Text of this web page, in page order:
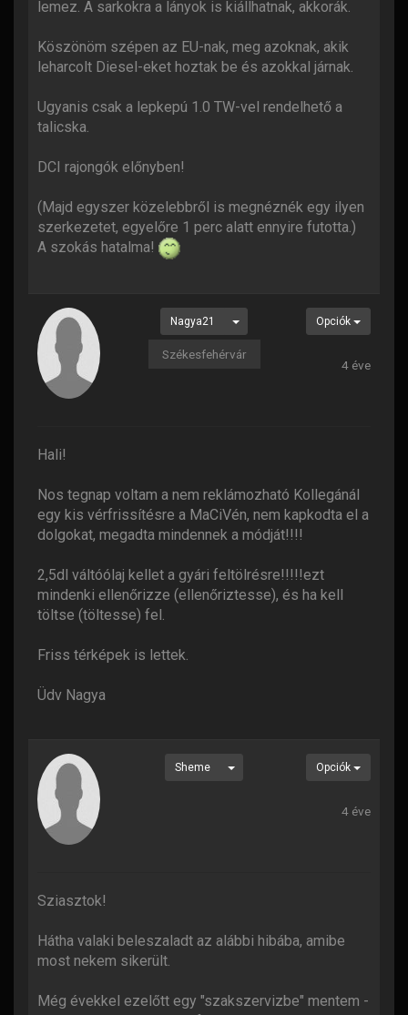
lemez. A sarkokra a lányok is kiállhatnak, akkorák.
Köszönöm szépen az EU-nak, meg azoknak, akik
leharcolt Diesel-eket hoztak be és azokkal járnak.
Ugyanis csak a lepkepú 1.0 TW-vel rendelhető a
talicska.
DCI rajongók előnyben!
(Majd egyszer közelebbről is megnéznék egy ilyen
szerkezetet, egyelőre 1 perc alatt ennyire futotta.)
A szokás hatalma!
Nagya21
Székesfehérvár
Opciók
4 éve
Hali!
Nos tegnap voltam a nem reklámozható Kollegánál
egy kis vérfrissítésre a MaCiVén, nem kapkodta el a
dolgokat, megadta mindennek a módját!!!!
2,5dl váltóólaj kellet a gyári feltölrésre!!!!!ezt
mindenki ellenőrizze (ellenőriztesse), és ha kell
töltse (töltesse) fel.
Friss térképek is lettek.
Üdv Nagya
Sheme Opciók
4 éve
Sziasztok!
Hátha valaki beleszaladt az alábbi hibába, amibe
most nekem sikerült.
Még évekkel ezelőtt egy "szakszervizbe" mentem -